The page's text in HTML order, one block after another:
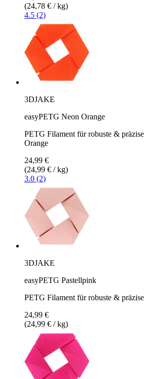
(24,78 € / kg)
4.5 (2)
3DJAKE
easyPETG Neon Orange
PETG Filament für robuste &
Orange
24,99 €
(24,99 € / kg)
3.0 (2)
3DJAKE
easyPETG Pastellpink
PETG Filament für robuste &
24,99 €
(24,99 € / kg)